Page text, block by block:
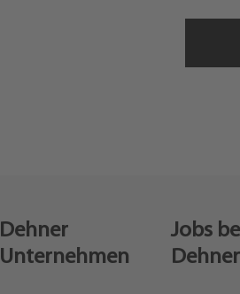
Dehner
Unternehmen
Jobs
Dehner